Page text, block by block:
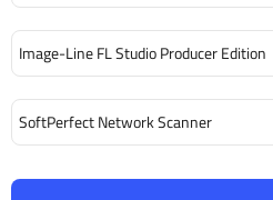
Image-Line FL Studio Producer Edition
SoftPerfect Network Scanner